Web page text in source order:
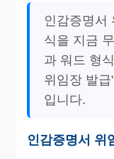
인감증명서
식을 지금
과 워드 형
위임장 발급
입니다.
인감증명서 위